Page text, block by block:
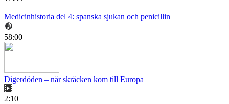
Medicinhistoria del 4: spanska sjukan och penicillin
58:00
Digerdöden – när skräcken kom till Europa
2:10